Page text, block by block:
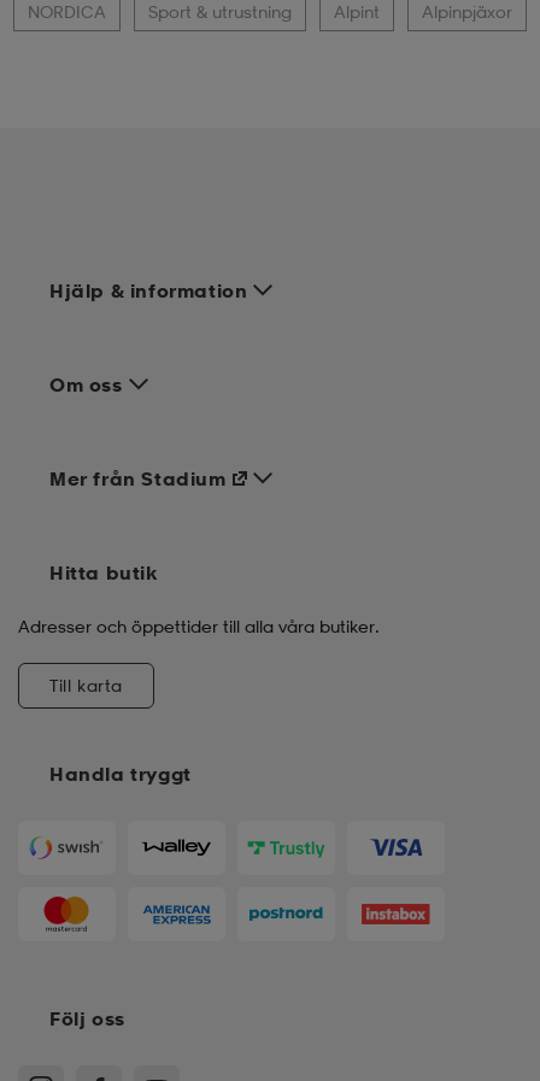
NORDICA Sport & utrustning Alpint Alpinpjäxor
Hjälp & information
Om oss
Handla tryggt
Mer från Stadium
Hitta butik
Adresser och öppettider till alla våra butiker.
Till karta
Följ oss